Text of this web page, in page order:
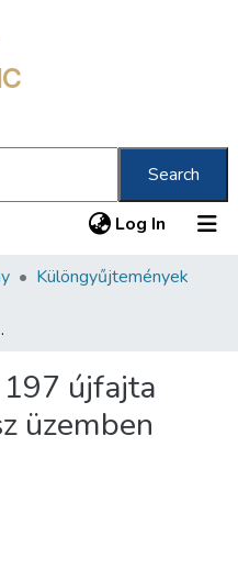
Search
Log In (current)
Különgyűjtemények
üzemben
újfajta
üzemben